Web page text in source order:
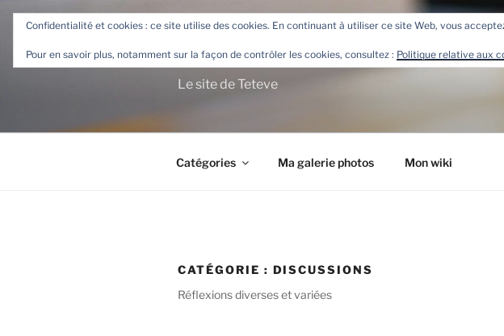
contenu
principal
TETEVE.FR
Le site de Teteve
Catégories Ma galerie photos Mon wiki
CATÉGORIE : DISCUSSIONS
Réflexions diverses et variées
Confidentialité et cookies : ce site utilise des cookies. En continuant à utiliser ce site Web, vous
Pour en savoir plus, notamment sur la façon de contrôler les cookies, consultez : Politique relative aux